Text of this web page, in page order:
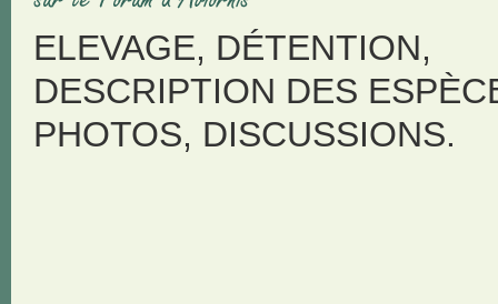
ELEVAGE, DÉTENTION,
DESCRIPTION DES
PHOTOS, DISCUSSIONS.